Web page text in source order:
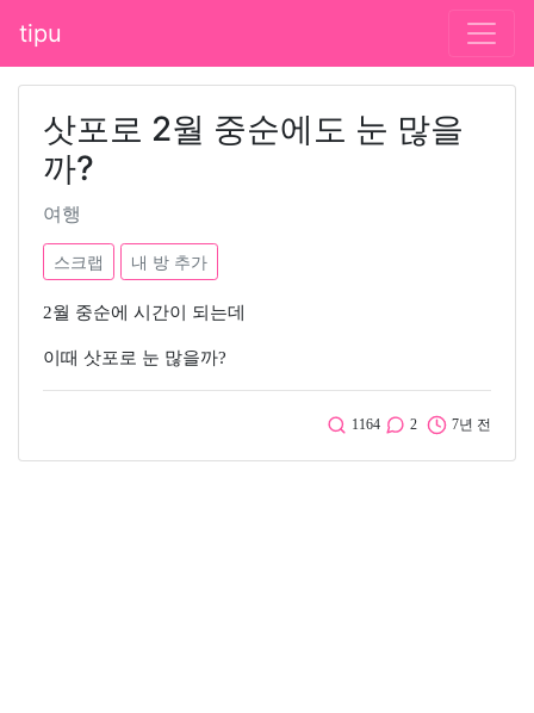
tipu
삿포로 2월 중순에도 눈 많을
까?
여행
스크랩 내 방 추가
2월 중순에 시간이 되는데
이때 삿포로 눈 많을까?
1164 2 7년 전